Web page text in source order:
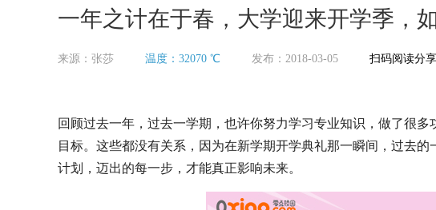
一年之计在于春，大学迎来开学季，
来源：张莎 温度：32070 ℃ 发布：2018-03-05 扫码阅读分享
回顾过去一年，过去一学期，也许你努力学习专业知识，做了很
目标。这些都没有关系，因为在新学期开学典礼那一瞬间，过去
计划，迈出的每一步，才能真正影响未来。